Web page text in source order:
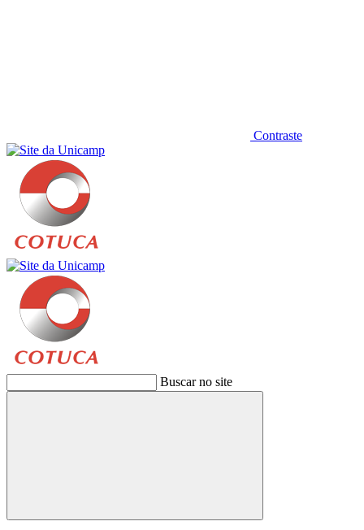
Contraste
Buscar no site
Buscar